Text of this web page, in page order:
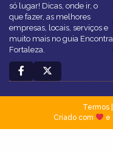
só lugar! Dicas, onde ir, o
que fazer, as melhores
empresas, locais, serviços e
muito mais no guia Encontra
Fortaleza.
Termos|
Criado com
e